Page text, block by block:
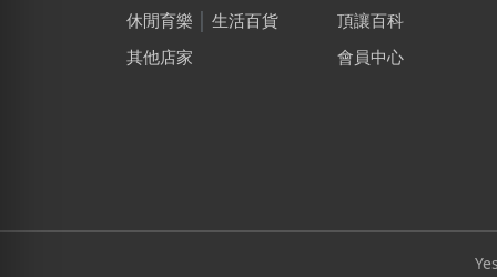
休閒育樂
生活百貨
其他店家
頂讓百科
會員中心